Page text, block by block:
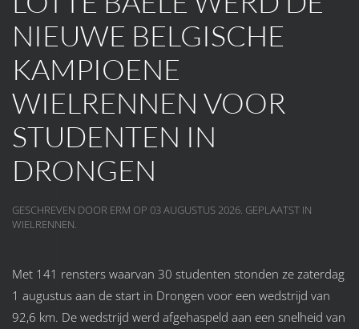
NIEUWE BELGISCHE
KAMPIOENE
WIELRENNEN VOOR
STUDENTEN IN
DRONGEN
GESCHREVEN DOOR ERM OP 03 AUGUSTUS 2026. GEPLAATST IN
WIELRENNEN.
Met 141 rensters waarvan 30 studenten stonden ze zaterdag
1 augustus aan de start in Drongen voor een wedstrijd van
92,6 km. De wedstrijd werd afgehaspeld aan een snelheid van